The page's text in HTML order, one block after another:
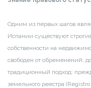
Одним из первых шагов
Испании существуют
собственности на
свободен от обременений,
традиционный подход:
земельного реестра